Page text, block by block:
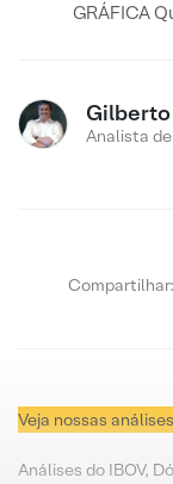
GRÁFICA
Analista
Compartilhar:
Veja nossas
Análises do IBOV,